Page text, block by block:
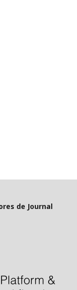
de Journal